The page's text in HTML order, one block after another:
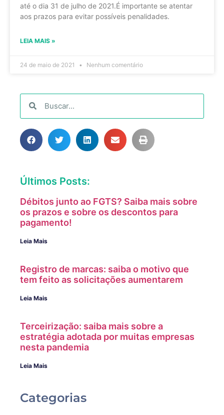
até o dia 31 de julho de 2021.É importante se atentar
aos prazos para evitar possíveis penalidades.
LEIA MAIS »
24 de maio de 2021 Nenhum comentário
Últimos Posts:
Débitos junto ao FGTS? Saiba mais sobre
os prazos e sobre os descontos para
pagamento!
Leia Mais
Registro de marcas: saiba o motivo que
tem feito as solicitações aumentarem
Leia Mais
Terceirização: saiba mais sobre a
estratégia adotada por muitas empresas
nesta pandemia
Leia Mais
Categorias